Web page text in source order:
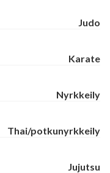
Judo
Karate
Nyrkkeily
Thai/potkunyrkkeily
Jujutsu